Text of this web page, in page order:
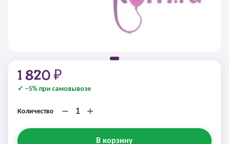
1 820 ₽
✓ −5% при самовывозе
Количество − +
В корзину